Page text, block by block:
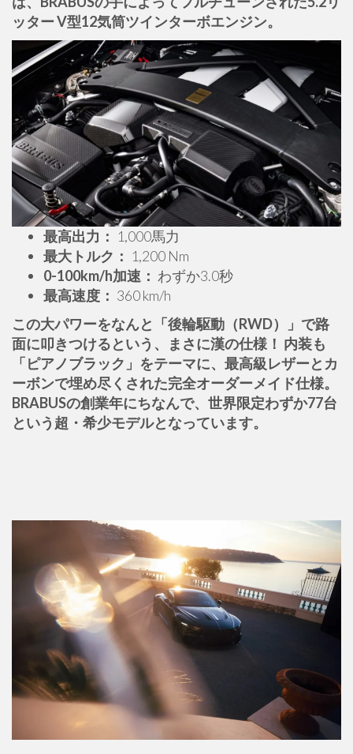
ッター V型12気筒ツインターボエンジン。
最高出力： 1,000馬力
最大トルク： 1,200 Nm
0-100km/h加速： わずか3.0秒
最高速度： 360 km/h
この大パワーをなんと「後輪駆動（RWD）」で路
面に叩きつけるという、まさに漢の仕様！ 内装も
「ピアノブラック」をテーマに、最高級レザーとカ
ーボンで埋め尽くされた完全オーダーメイド仕様。
BRABUSの創業年にちなんで、世界限定わずか77台
という超・希少モデルとなっています。